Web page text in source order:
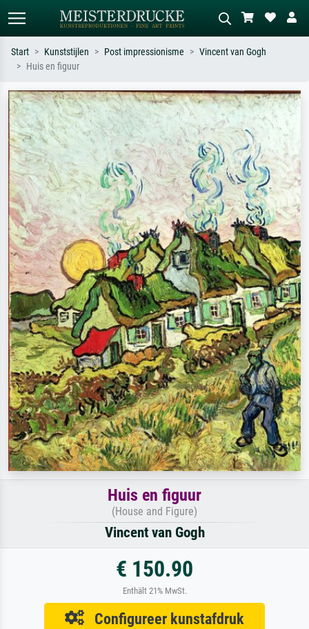
Zoek op kunstenaar, titel of stijl – bijv.
Monet, Sterrennacht, impressionisme,
Hokusai-golf, naakt.
Beschrijf de scène – bijv. groene
weide, abstract met veel rood, donker
olieverfschilderij, staand naakt naast
een boom.
Start Kunststijlen Post impressionisme
Vincent van Gogh
Huis en figuur
Huis en figuur
(House and Figure)
Vincent van Gogh
€ 150.90
Enthält 21% MwSt.
Configureer kunstafdruk